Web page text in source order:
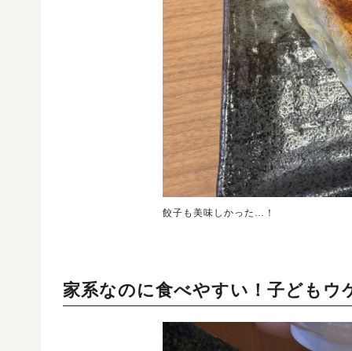
餃子も美味しかった…！
家系なのに食べやすい！子ども